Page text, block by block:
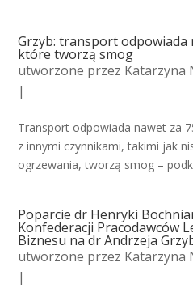
Grzyb: transport odpowiada
które tworzą smog
utworzone przez Katarzyna
|
Transport odpowiada nawet za
z innymi czynnikami, takimi jak
ogrzewania, tworzą smog –
Poparcie dr Henryki
Konfederacji Pracodawców
Biznesu na dr Andrzeja
utworzone przez Katarzyna
|